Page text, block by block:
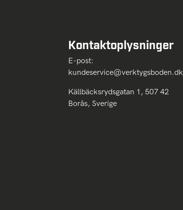
Kontaktoplysninger
E-post:
kundeservice@verktygsboden.dk
Källbäcksrydsgatan 1, 507 42
Borås, Sverige